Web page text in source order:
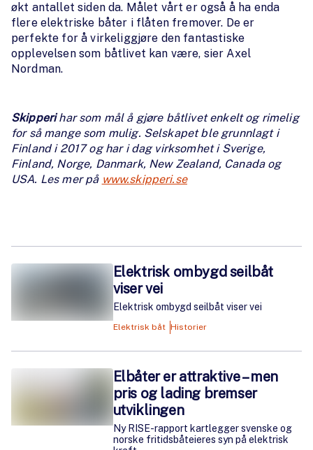
økt antallet siden da. Målet vårt er også å ha enda
flere elektriske båter i flåten fremover. De er
perfekte for å virkeliggjøre den fantastiske
opplevelsen som båtlivet kan være, sier Axel
Nordman.
Skipperihar som mål å gjøre båtlivet enkelt og rimelig
for så mange som mulig. Selskapet ble grunnlagt i
Finland i 2017 og har i dag virksomhet i Sverige,
Finland, Norge, Danmark, New Zealand, Canada og
USA. Les mer på www.skipperi.se
Elektrisk ombygd seilbåt
viser vei
Elektrisk ombygd seilbåt viser vei
Elektrisk båt Historier
Elbåter er attraktive – men
pris og lading bremser
utviklingen
Ny RISE-rapport kartlegger svenske og
norske fritidsbåteieres syn på elektrisk